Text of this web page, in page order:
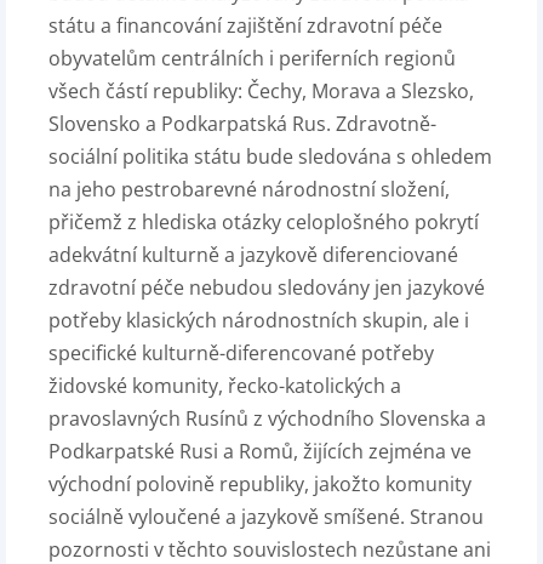
státu a financování zajištění zdravotní péče
obyvatelům centrálních i periferních regionů
všech částí republiky: Čechy, Morava a Slezsko,
Slovensko a Podkarpatská Rus. Zdravotně-
sociální politika státu bude sledována s ohledem
na jeho pestrobarevné národnostní složení,
přičemž z hlediska otázky celoplošného pokrytí
adekvátní kulturně a jazykově diferenciované
zdravotní péče nebudou sledovány jen jazykové
potřeby klasických národnostních skupin, ale i
specifické kulturně-diferencované potřeby
židovské komunity, řecko-katolických a
pravoslavných Rusínů z východního Slovenska a
Podkarpatské Rusi a Romů, žijících zejména ve
východní polovině republiky, jakožto komunity
sociálně vyloučené a jazykově smíšené. Stranou
pozornosti v těchto souvislostech nezůstane ani